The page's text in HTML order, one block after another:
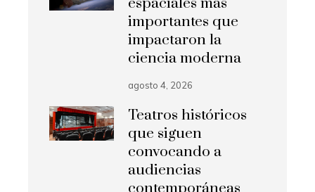
espaciales más
importantes que
impactaron la
ciencia moderna
agosto 4, 2026
Teatros históricos
que siguen
convocando a
audiencias